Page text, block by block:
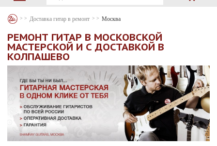
Доставка гитар в ремонт Москва
РЕМОНТ ГИТАР В МОСКОВСКОЙ
МАСТЕРСКОЙ И С ДОСТАВКОЙ В
КОЛПАШЕВО